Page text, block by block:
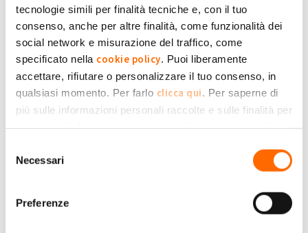
tecnologie simili per finalità tecniche e, con il tuo
consenso, anche per altre finalità, come funzionalità dei
social network e misurazione del traffico, come
specificato nella cookie policy. Puoi liberamente
accettare, rifiutare o personalizzare il tuo consenso, in
qualsiasi momento. Per farlo clicca qui. Per saperne di
più sulle informazioni personali raccolte e sulle finalità per
le quali tali informazioni saranno utilizzate, si prega di
delNecessari
Preferenze
qualche parte una somma del credito in Euro?
+1
-2 -1
Torna Su Accedioregistratiper inserire commenti.
Somma energia in eccedenza per gli anni
Buonasera, se sei in my solar family, nel Menu sopra trovi:
<<Dettaglio>> e dovresti trovare quaello che cerchi.